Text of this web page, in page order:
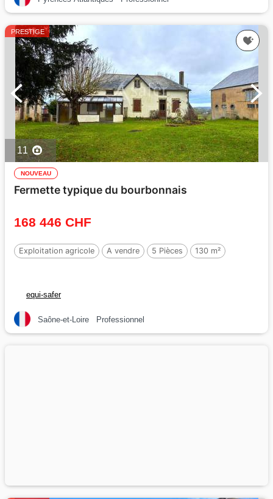
PRESTIGE
11
NOUVEAU
Fermette typique du bourbonnais
168 446 CHF
Exploitation agricole A vendre 5 Pièces 130 m²
equi-safer
Saône-et-Loire Professionnel